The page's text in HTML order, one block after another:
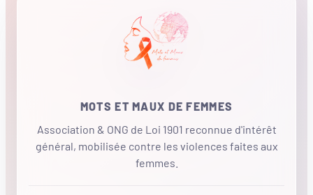
MOTS ET MAUX DE FEMMES
Association & ONG de Loi 1901 reconnue d'intérêt
général, mobilisée contre les violences faites aux
femmes.